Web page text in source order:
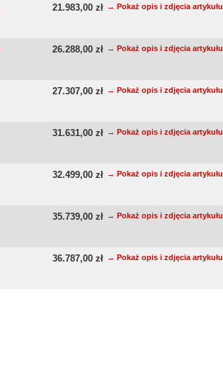
21.983,00 zł → Pokaż opis i zdjęcia artykułu
26.288,00 zł → Pokaż opis i zdjęcia artykułu
27.307,00 zł → Pokaż opis i zdjęcia artykułu
31.631,00 zł → Pokaż opis i zdjęcia artykułu
32.499,00 zł → Pokaż opis i zdjęcia artykułu
35.739,00 zł → Pokaż opis i zdjęcia artykułu
36.787,00 zł → Pokaż opis i zdjęcia artykułu